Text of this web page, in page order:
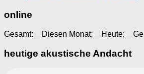
online
Gesamt: Diesen Monat: Heute:
heutige akustische Andacht